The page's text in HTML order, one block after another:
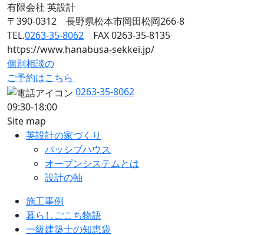
有限会社 英設計
〒390-0312 長野県松本市岡田松岡266-8
TEL.0263-35-8062 FAX 0263-35-8135
https://www.hanabusa-sekkei.jp/
個別相談の
ご予約はこちら
0263-35-8062
09:30-18:00
Site map
英設計の家づくり
パッシブハウス
オープンシステムとは
設計の軸
施工事例
暮らしごこち物語
一級建築士の知恵袋